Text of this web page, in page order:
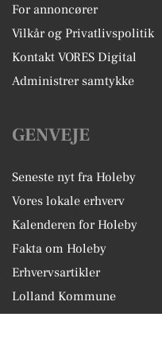
For annoncører
Vilkår og Privatlivspolitik
Kontakt VORES Digital
Administrer samtykke
GENVEJE
Seneste nyt fra Holeby
Vores lokale erhverv
Kalenderen for Holeby
Fakta om Holeby
Erhvervsartikler
Lolland Kommune